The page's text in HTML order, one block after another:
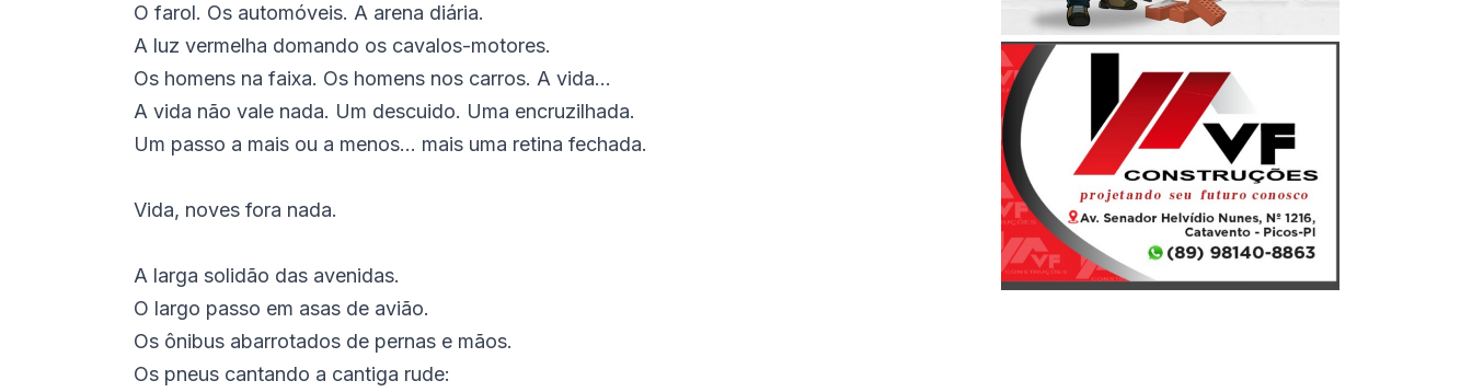
O farol. Os automóveis. A arena diária.
A luz vermelha domando os cavalos-motores.
Os homens na faixa. Os homens nos carros. A vida...
A vida não vale nada. Um descuido. Uma encruzilhada.
Um passo a mais ou a menos... mais uma retina fechada.
Vida, noves fora nada.
A larga solidão das avenidas.
O largo passo em asas de avião.
Os ônibus abarrotados de pernas e mãos.
Os pneus cantando a cantiga rude: